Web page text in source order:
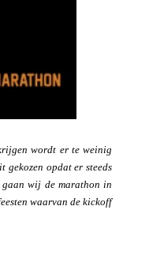
wordt er te weinig
opdat er steeds
gaan wij de marathon in
waarvan de kickoff